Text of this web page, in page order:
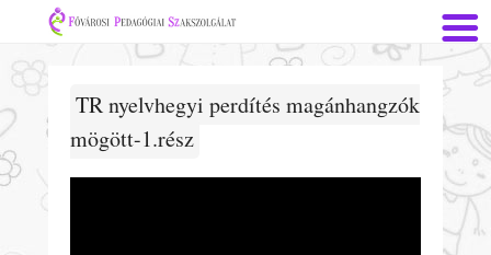
TR nyelvhegyi perdítés magánhangzók
mögött-1.rész